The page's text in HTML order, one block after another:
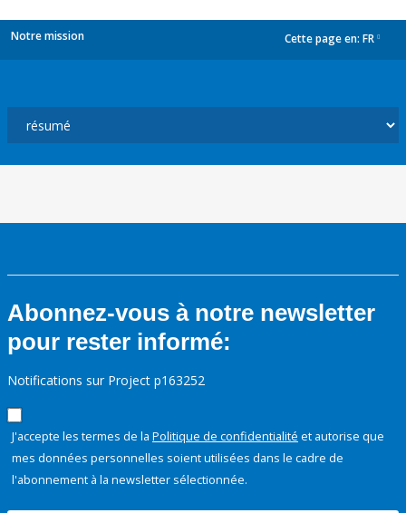
Notre mission Cette page en: FR
Abonnez-vous à notre newsletter
pour rester informé:
Notifications sur Project p163252
J'accepte les termes de la Politique de confidentialité et autorise que
mes données personnelles soient utilisées dans le cadre de
l'abonnement à la newsletter sélectionnée.